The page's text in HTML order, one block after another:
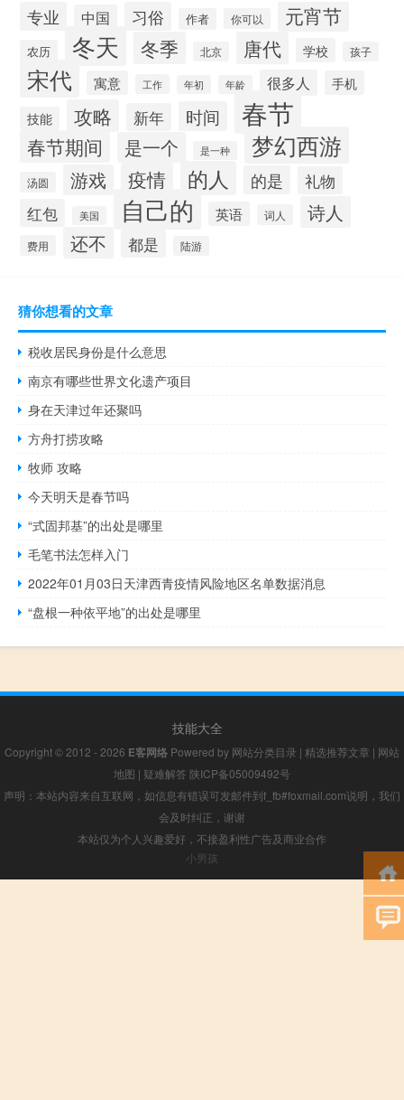
专业 中国 习俗 作者 你可以 元宵节
农历 冬天 冬季 北京 唐代 学校 孩子
宋代 寓意 工作 年初 年龄 很多人 手机
技能 攻略 新年 时间 春节
春节期间 是一个 是一种 梦幻西游
汤圆 游戏 疫情 的人 的是
礼物
红包
美国 自己的 英语 词人 诗人
费用 还不 都是 陆游
猜你想看的文章
税收居民身份是什么意思
南京有哪些世界文化遗产项目
身在天津过年还聚吗
方舟打捞攻略
牧师 攻略
今天明天是春节吗
“式固邦基”的出处是哪里
毛笔书法怎样入门
2022年01月03日天津西青疫情风险地区名单数据消息
“盘根一种依平地”的出处是哪里
技能大全
Copyright © 2012 - 2026 E客网络 Powered by 网站分类目录 | 精选推荐文章 | 网站
地图 | 疑难解答 陕ICP备05009492号
声明：本站内容来自互联网，如信息有错误可发邮件到f_fb#foxmail.com说明，我们
会及时纠正，谢谢
本站仅为个人兴趣爱好，不接盈利性广告及商业合作
小男孩